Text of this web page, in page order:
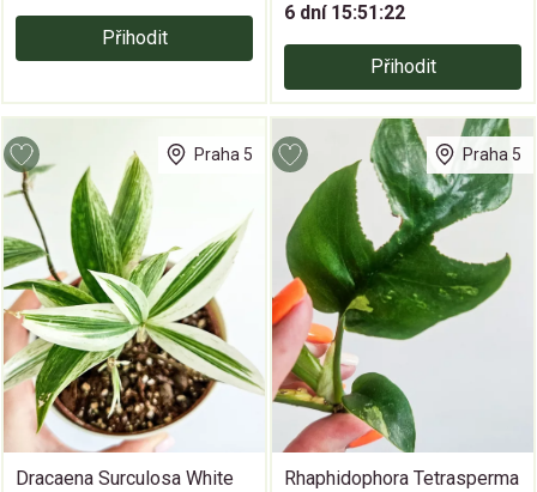
Přihodit
6 dní 15:51:21
Přihodit
Praha 5
Dracaena Surculosa White
Praha 5
Rhaphidophora Tetrasperma